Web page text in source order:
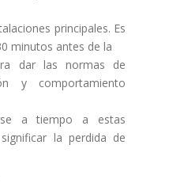
principales. Es
minutos antes de la
dar las normas de
y comportamiento
a tiempo a estas
la perdida de